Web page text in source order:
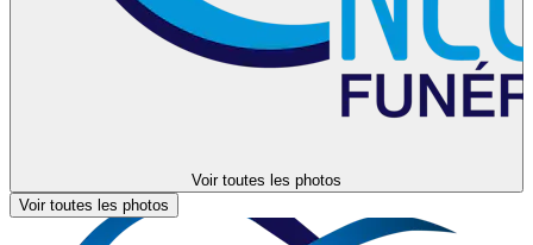
Voir toutes les photos
Voir toutes les photos